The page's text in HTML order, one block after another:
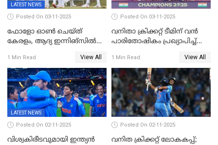
LATEST NEWS
Posted On 03-11-2025
ഫോളോ ഓൺ ചെയ്ത്
കേരളം, ആദ്യ ഇന്നിങ്സിൽ
രഞ്ജിയിൽ കർണാടകയ്ക്ക്
കൂറ്റൻ ലീഡ്
1 Min Read View All
Posted On 03-11-2025
വനിതാ ക്രിക്കറ്റ് ടീമിന് വൻ
പാരിതോഷികം പ്രഖ്യാപിച്ച്
1 Min Read View All
LATEST NEWS
Posted On 02-11-2025
വിശ്വകിരീടവുമായി ഇന്ത്യൻ
Posted On 02-11-2025
വനിത ക്രിക്കറ്റ് ലോകകപ്പ്;